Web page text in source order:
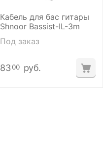
Кабель для бас гитары
Shnoor Bassist-IL-3m
Под заказ
83 00 руб.